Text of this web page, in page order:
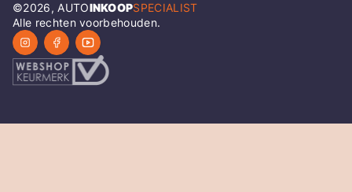
©2026, AUTOINKOOPSPECIALIST
Alle rechten voorbehouden.